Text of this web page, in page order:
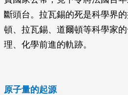
斷頭台。拉瓦錫的死是科學界
頓、拉瓦錫、道爾頓等科學家
理、化學前進的軌跡。
原子量的起源